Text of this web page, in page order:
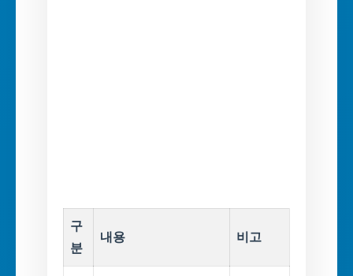
구
분
내용 비고